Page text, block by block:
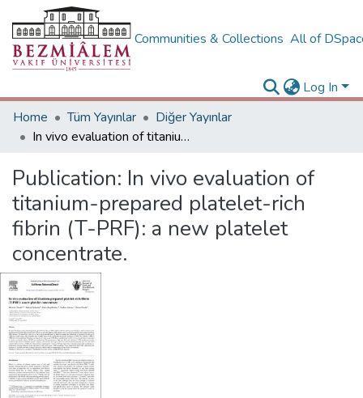
Communities & Collections All of
Log In
Home
Tüm Yayınlar
Diğer Yayınlar
In vivo evaluation of titanium-prepared platelet-rich fibrin (T-PRF): a new platelet concentrate.
Publication: In vivo evaluation of
titanium-prepared platelet-rich
fibrin (T-PRF): a new platelet
concentrate.